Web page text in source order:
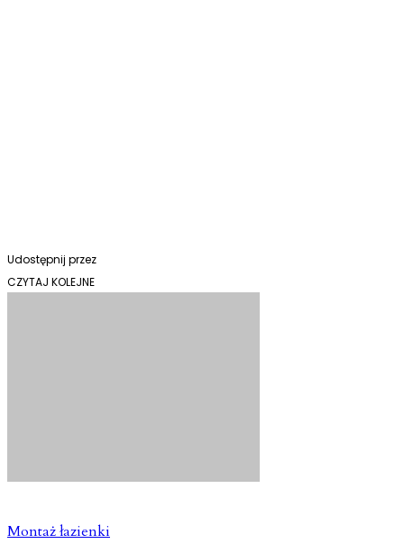
Udostępnij przez
CZYTAJ KOLEJNE
Montaż łazienki